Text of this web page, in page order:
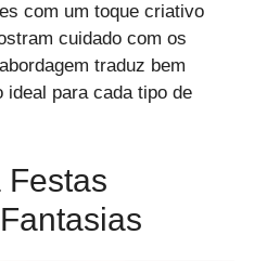
com um toque criativo
cuidado com os
traduz bem
para cada tipo de
Festas